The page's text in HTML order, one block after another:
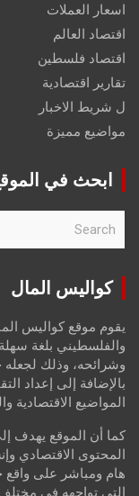
اسعار العملات
اقتصاد العالم
اقتصاد فلسطين
تقارير اقتصادية
ل شريط الاخبار
مواضيع مميزة
ابحث في
r
كواليس المال
يقوم موقع كواليس
والفلسطيني بلغة
وشرائحه، وذلك لجعله
بالإضافة إلى إعداد
المواضيع الاقتصادية
كما أن الموقع يهدف
المحتوى الاقتصادي
هام ومباشر على واقع
التي تواجهه في مختلف